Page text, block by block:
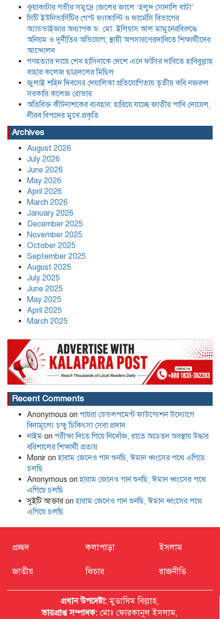
জুলাই শহিদ দিবসের দেয়ালিকা প্রতিযোগিতায়
তৃতীয় কবি নজরুল সরকারি কলেজ রোভার
জাতীয় পাখি দোয়েল, নীরব বিপদের মুখে
প্রকৃতি
বাংলা, ইংরেজি ও গণিতে কোনো শিক্ষার্থী যেন
পিছিয়ে না থাকে: শিক্ষকদের দায়িত্বশীল
ভূমিকার নির্দেশ
যে তিন শর্তে লাইসেন্স ফিরে পেল আদ্-দ্বীন
কুয়াকাটার গভীর সমুদ্রে জেলের জালে ‘হলুদ সোনালি বাটা’
সিটি ইউনিভার্সিটির গেস্ট ফ্যাকাল্টি ও ফার্মেসি বিভাগের
অ্যাডভাইজার অধ্যাপক ড. মো. ইলিয়াস আল মামুনেরবিরুদ্ধে
অনিয়ম ও দুর্নীতির অভিযোগ; স্থায়ী অপসারণেরদাবিতে শিক্ষার্থীদের
আন্দোলন
গণহত্যার দায়ে শেখ হাসিনাকে দেশে এনে ফাঁসির দাবিতে হাবিবুল্লাহ
বাহার কলেজ ছাত্রদলের মিছিল
জুলাই শহিদ দিবসের দেয়ালিকা প্রতিযোগিতায় তৃতীয় কবি নজরুল
সরকারি কলেজ রোভার
অতিরিক্ত কীটনাশকের ব্যবহার: হারিয়ে যাচ্ছে জাতীয় পাখি দোয়েল,
নীরব বিপদের মুখে প্রকৃতি
Archives
August 2026
July 2026
June 2026
May 2026
April 2026
March 2026
January 2026
December 2025
November 2025
October 2025
September 2025
August 2025
July 2025
June 2025
May 2025
April 2025
March 2025
Recent Comments
Anonymous on পায়রা ডেভলপমেন্ট ফাউন্ডেশন উদ্যোগে
বিনামূল্যে চক্ষু চিকিৎসা সেবা প্রদান
নাইম on পরীক্ষা দিতে গিয়ে নিখোঁজ, রাতে অচেতন অবস্থায় উদ্ধার
বরিশালের শিক্ষার্থী প্রত্যয়
Monir onহারাম জেনেও গান শুনছি, ঈমান ধ্বংসের পথে এগিয়ে
চলছি
Anonymous onহারাম জেনেও গান শুনছি, ঈমান ধ্বংসের পথে
এগিয়ে চলছি
সুইটি আক্তার onহারাম জেনেও গান শুনছি, ঈমান ধ্বংসের পথে
এগিয়ে চলছি
প্রচ্ছদ কলাপাড়া ইসলাম
জাতীয় ফিচার রাজনীতি
প্রধান উপদেষ্টা:মুতাসিম বিল্লাহ,
ভারপ্রাপ্ত সম্পাদক: মোঃ ফোরকানুল ইসলাম,